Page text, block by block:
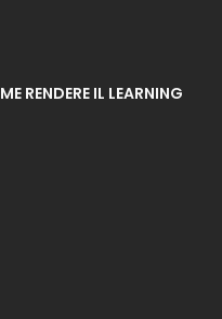
RENDERE IL LEARNING